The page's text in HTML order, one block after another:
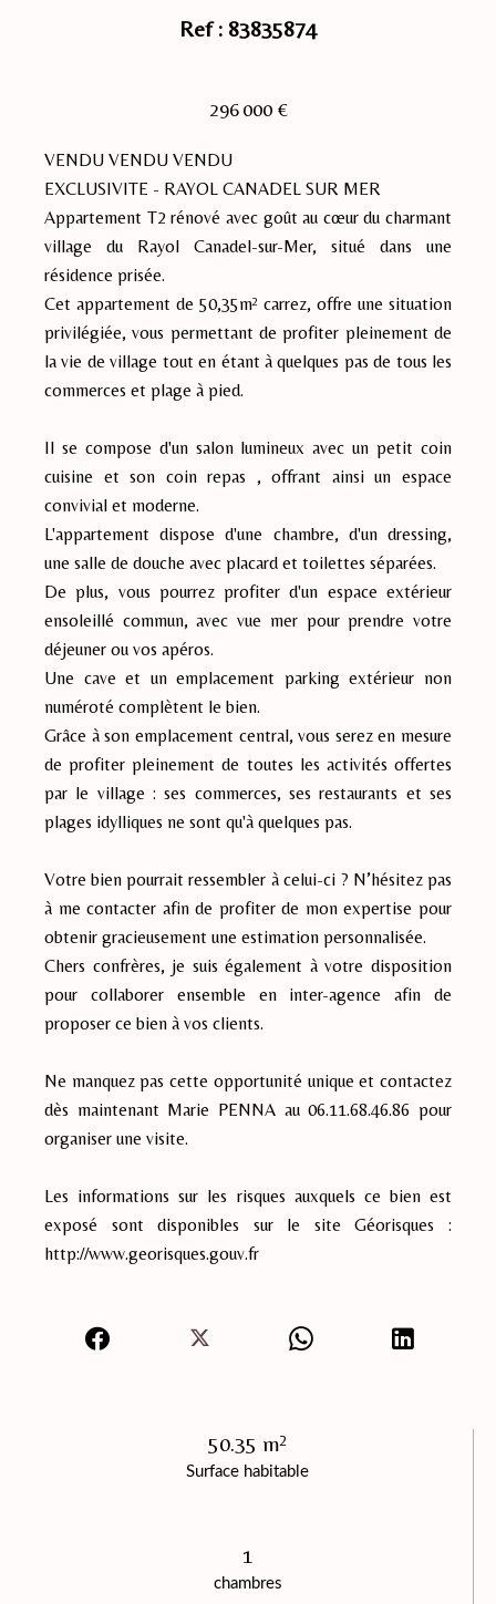
Surface habitable
50.35 m²
chambres
1
Ref : 83835874
296 000 €
VENDU VENDU VENDU
EXCLUSIVITE - RAYOL CANADEL SUR MER
Appartement T2 rénové avec goût au cœur du charmant
village du Rayol Canadel-sur-Mer, situé dans une
résidence prisée.
Cet appartement de 50,35m² carrez, offre une situation
privilégiée, vous permettant de profiter pleinement de
la vie de village tout en étant à quelques pas de tous les
commerces et plage à pied.
Il se compose d'un salon lumineux avec un petit coin
cuisine et son coin repas , offrant ainsi un espace
convivial et moderne.
L'appartement dispose d'une chambre, d'un dressing,
une salle de douche avec placard et toilettes séparées.
De plus, vous pourrez profiter d'un espace extérieur
ensoleillé commun, avec vue mer pour prendre votre
déjeuner ou vos apéros.
Une cave et un emplacement parking extérieur non
numéroté complètent le bien.
Grâce à son emplacement central, vous serez en mesure
de profiter pleinement de toutes les activités offertes
par le village : ses commerces, ses restaurants et ses
plages idylliques ne sont qu'à quelques pas.
Votre bien pourrait ressembler à celui-ci ? N’hésitez pas
à me contacter afin de profiter de mon expertise pour
obtenir gracieusement une estimation personnalisée.
Chers confrères, je suis également à votre disposition
pour collaborer ensemble en inter-agence afin de
proposer ce bien à vos clients.
Ne manquez pas cette opportunité unique et contactez
dès maintenant Marie PENNA au 06.11.68.46.86 pour
organiser une visite.
Les informations sur les risques auxquels ce bien est
exposé sont disponibles sur le site Géorisques :
http://www.georisques.gouv.fr